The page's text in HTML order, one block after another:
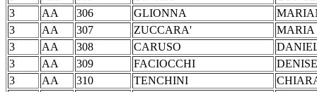
3
AA 306 GLIONNA
3
AA 307 ZUCCARA'
3
AA 308 CARUSO
3
AA 309 FACIOCCHI
3
AA 310 TENCHINI